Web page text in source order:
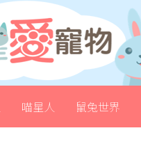
喵星人 鼠兔世界